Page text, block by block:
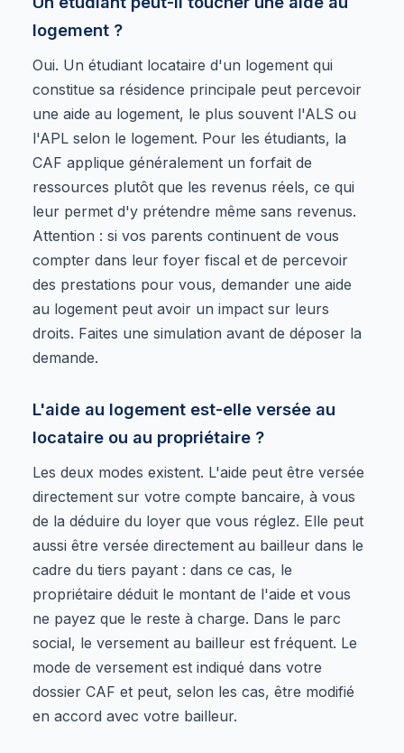
logement ?
Oui. Un étudiant locataire d'un logement qui
constitue sa résidence principale peut percevoir
une aide au logement, le plus souvent l'ALS ou
l'APL selon le logement. Pour les étudiants, la
CAF applique généralement un forfait de
ressources plutôt que les revenus réels, ce qui
leur permet d'y prétendre même sans revenus.
Attention : si vos parents continuent de vous
compter dans leur foyer fiscal et de percevoir
des prestations pour vous, demander une aide
au logement peut avoir un impact sur leurs
droits. Faites une simulation avant de déposer la
demande.
L'aide au logement est-elle versée au
locataire ou au propriétaire ?
Les deux modes existent. L'aide peut être versée
directement sur votre compte bancaire, à vous
de la déduire du loyer que vous réglez. Elle peut
aussi être versée directement au bailleur dans le
cadre du tiers payant : dans ce cas, le
propriétaire déduit le montant de l'aide et vous
ne payez que le reste à charge. Dans le parc
social, le versement au bailleur est fréquent. Le
mode de versement est indiqué dans votre
dossier CAF et peut, selon les cas, être modifié
en accord avec votre bailleur.